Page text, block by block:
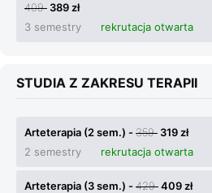
409 389 zł
3 semestry
rekrutacja otwarta
STUDIA Z ZAKRESU TERAPII
Arteterapia (2 sem.) -359 319 zł
2 semestry
rekrutacja otwarta
Arteterapia (3 sem.) -429409 zł